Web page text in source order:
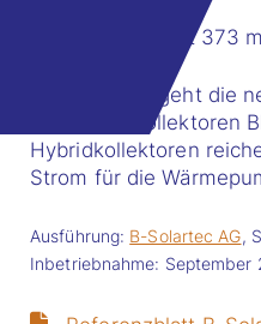
Ein Kraftwerk mit 373
In Niederönz geht die
163 Hybridkollektoren
Hybridkollektoren
Strom für die
Ausführung: B-Solartec AG,
Inbetriebnahme: September